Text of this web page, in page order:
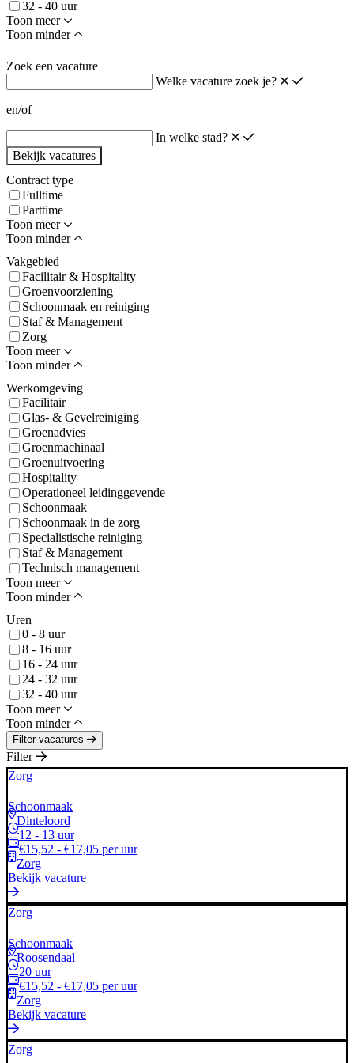
32 - 40 uur
Toon meer
Toon minder
Zoek een vacature
Welke vacature zoek je?
en/of
In welke stad?
Bekijk vacatures
Contract type
Fulltime
Parttime
Toon meer
Toon minder
Vakgebied
Facilitair & Hospitality
Groenvoorziening
Schoonmaak en reiniging
Staf & Management
Zorg
Toon meer
Toon minder
Werkomgeving
Facilitair
Glas- & Gevelreiniging
Groenadvies
Groenmachinaal
Groenuitvoering
Hospitality
Operationeel leidinggevende
Schoonmaak
Schoonmaak in de zorg
Specialistische reiniging
Staf & Management
Technisch management
Toon meer
Toon minder
Uren
0 - 8 uur
8 - 16 uur
16 - 24 uur
24 - 32 uur
32 - 40 uur
Toon meer
Toon minder
Filter vacatures
Filter
Zorg
Schoonmaak
Dinteloord
12 - 13 uur
€15,52 - €17,05 per uur
Zorg
Bekijk vacature
Zorg
Schoonmaak
Roosendaal
20 uur
€15,52 - €17,05 per uur
Zorg
Bekijk vacature
Zorg